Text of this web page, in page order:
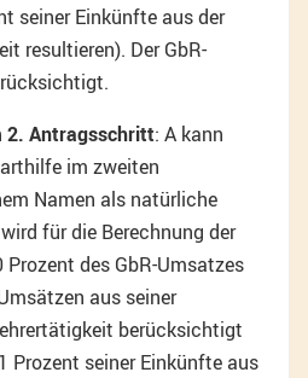
seiner Einkünfte aus der
resultieren). Der GbR-
2. Antragsschritt: A kann
im zweiten
Namen als natürliche
für die Berechnung der
des GbR-Umsatzes
aus seiner
berücksichtigt
Prozent seiner Einkünfte aus